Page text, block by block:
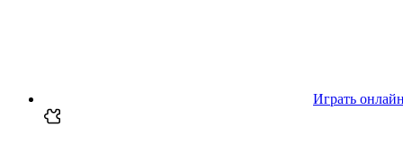
Играть онлайн